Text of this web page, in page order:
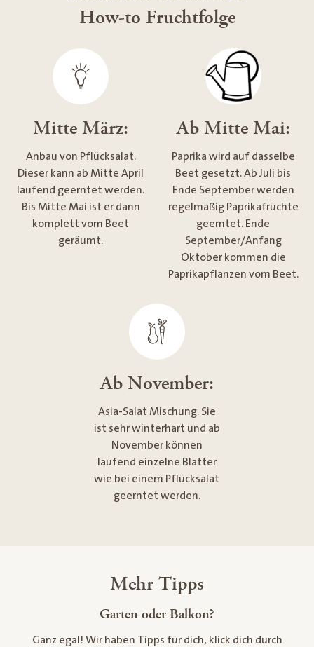
How-to Fruchtfolge
Mitte März:
Anbau von Pflücksalat.
Dieser kann ab Mitte April
laufend geerntet werden.
Bis Mitte Mai ist er dann
komplett vom Beet
geräumt.
Ab Mitte Mai:
Paprika wird auf dasselbe
Beet gesetzt. Ab Juli bis
Ende September werden
regelmäßig Paprikafrüchte
geerntet. Ende
September/Anfang
Oktober kommen die
Paprikapflanzen vom Beet.
Ab November:
Asia-Salat Mischung. Sie
ist sehr winterhart und ab
November können
laufend einzelne Blätter
wie bei einem Pflücksalat
geerntet werden.
Mehr Tipps
Garten oder Balkon?
Ganz egal! Wir haben Tipps für dich, klick dich durch